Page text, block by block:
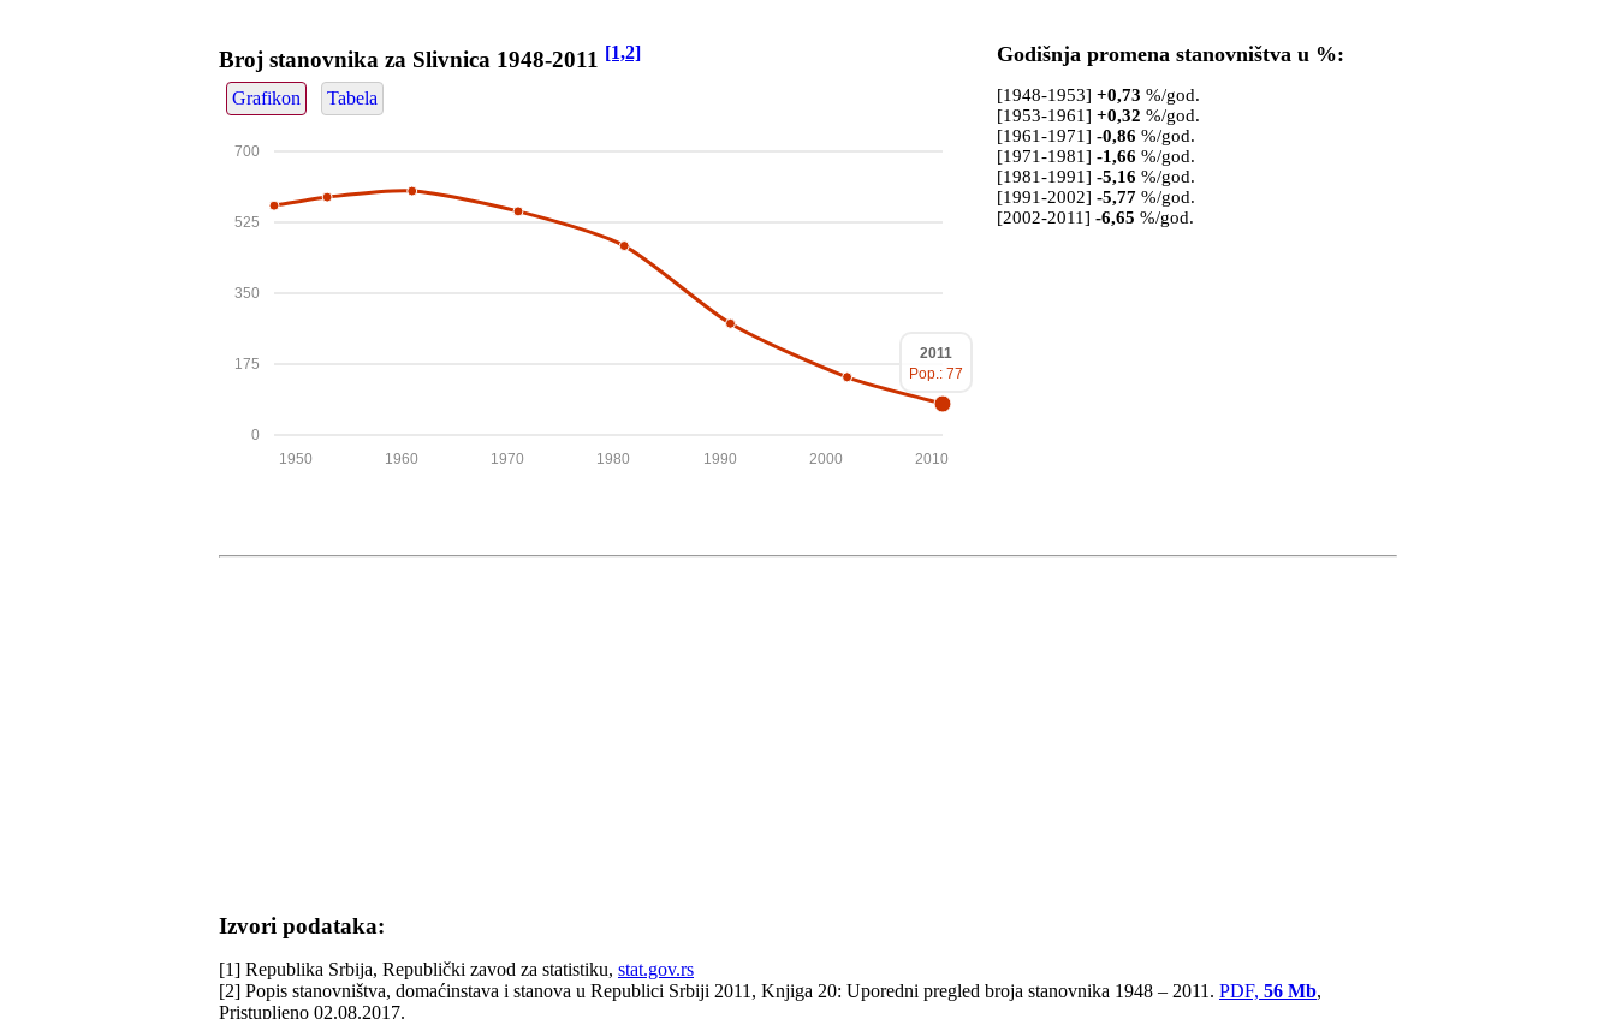
Broj stanovnika za Slivnica 1948-2011 [1,2]
Grafikon Tabela
0
175
350
525
700
2010
2000
1990
1980
1970
1960
1950
2011
Pop.: 77
Godišnja promena stanovništva u %:
[1948-1953] +0,73 %/god.
[1953-1961] +0,32 %/god.
[1961-1971] -0,86 %/god.
[1971-1981] -1,66 %/god.
[1981-1991] -5,16 %/god.
[1991-2002] -5,77%/god.
[2002-2011] -6,65 %/god.
Izvori podataka:
[1] Republika Srbija, Republički zavod za statistiku, stat.gov.rs
[2] Popis stanovništva, domaćinstava i stanova u Republici Srbiji 2011, Knjiga 20: Uporedni pregled broja stanovnika 1948 – 2011. PDF, 56 Mb,
Pristupljeno 02.08.2017.